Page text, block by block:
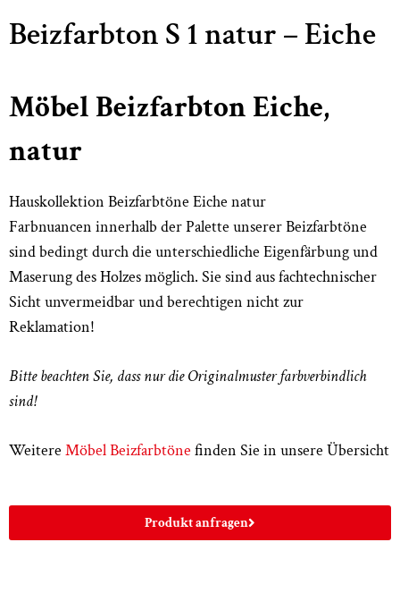
Beizfarbton S 1 natur – Eiche
Möbel Beizfarbton Eiche,
natur
Hauskollektion Beizfarbtöne Eiche natur
Farbnuancen innerhalb der Palette unserer Beizfarbtöne
sind bedingt durch die unterschiedliche Eigenfärbung und
Maserung des Holzes möglich. Sie sind aus fachtechnischer
Sicht unvermeidbar und berechtigen nicht zur
Reklamation!
Bitte beachten Sie, dass nur die Originalmuster farbverbindlich
sind!
Weitere Möbel Beizfarbtöne finden Sie in unsere Übersicht
Produkt anfragen